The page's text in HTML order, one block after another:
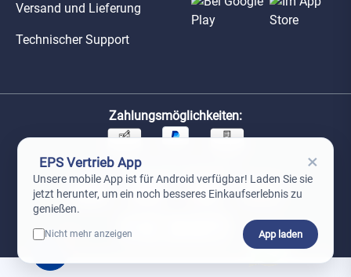
Versand und Lieferung
Technischer Support
Zahlungsmöglichkeiten:
Unsere Versandpartner:
EPS Vertrieb App ×
Unsere mobile App ist für Android verfügbar! Laden Sie sie
jetzt herunter, um ein noch besseres Einkaufserlebnis zu
genießen.
Nicht mehr anzeigen App laden